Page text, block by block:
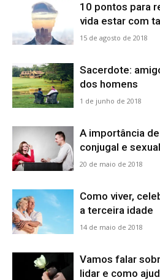
10 pontos para
vida estar com
15 de agosto de 2018
Sacerdote:
dos homens
1 de junho de 2018
A importância
conjugal e sexual
20 de maio de 2018
Como viver,
a terceira idade
14 de maio de 2018
Vamos falar
lidar e como